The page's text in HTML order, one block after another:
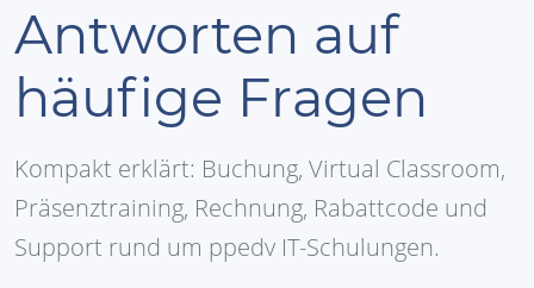
Antworten auf
häufige Fragen
Kompakt erklärt: Buchung, Virtual Classroom,
Präsenztraining, Rechnung, Rabattcode und
Support rund um ppedv IT-Schulungen.